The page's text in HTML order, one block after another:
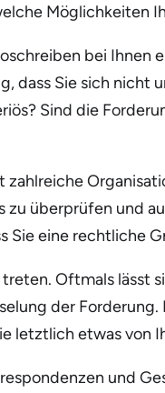
Möglichkeiten
bei
Sie sich nicht
Sind die
zahlreiche
überprüfen und
eine rechtliche
Oftmals lässt
der Forderung.
letztlich etwas von
und